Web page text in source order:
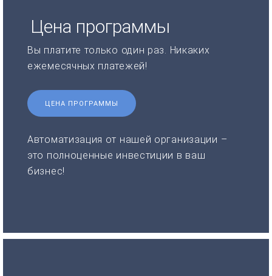
Цена программы
Вы платите только один раз. Никаких
ежемесячных платежей!
ЦЕНА ПРОГРАММЫ
Автоматизация от нашей организации –
это полноценные инвестиции в ваш
бизнес!